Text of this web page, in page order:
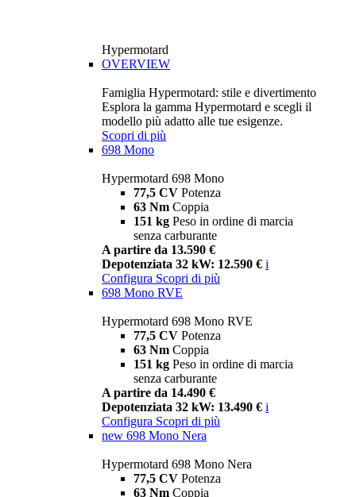
Hypermotard
OVERVIEW
Famiglia Hypermotard: stile e divertimento
Esplora la gamma Hypermotard e scegli il
modello più adatto alle tue esigenze.
Scopri di più
698 Mono
Hypermotard 698 Mono
77,5 CV Potenza
63 Nm Coppia
151 kg Peso in ordine di marcia
senza carburante
A partire da 13.590 €
Depotenziata 32 kW: 12.590 € i
Configura Scopri di più
698 Mono RVE
Hypermotard 698 Mono RVE
77,5 CV Potenza
63 Nm Coppia
151 kg Peso in ordine di marcia
senza carburante
A partire da 14.490 €
Depotenziata 32 kW: 13.490 € i
Configura Scopri di più
new 698 Mono Nera
Hypermotard 698 Mono Nera
77,5 CV Potenza
63 Nm Coppia